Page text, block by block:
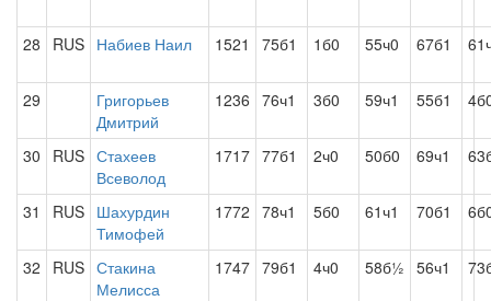
28 RUS Набиев Наил 1521 75б1 1б0 55ч0 67б1
29
Григорьев
Дмитрий
1236 76ч1 3б0 59ч1 55б1
30 RUS Стахеев
Всеволод
1717 77б1 2ч0 50б0 69ч1
31 RUS Шахурдин
Тимофей
1772 78ч1 5б0 61ч1 70б1
32 RUS Стакина
Мелисса
1747 79б1 4ч0 58б½ 56ч1